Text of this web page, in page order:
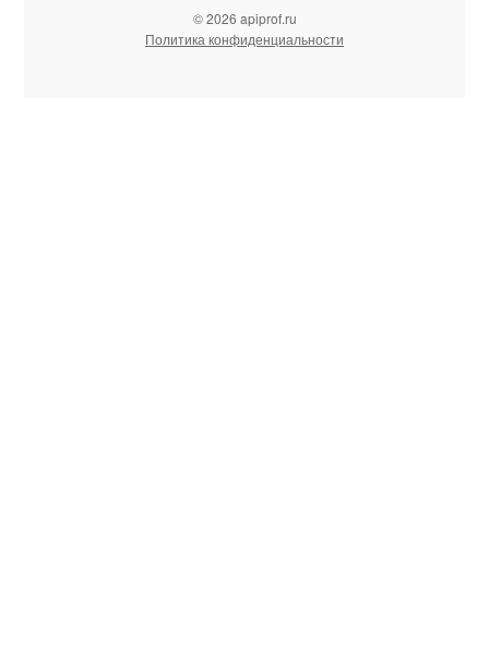
© 2026 apiprof.ru
Политика конфиденциальности